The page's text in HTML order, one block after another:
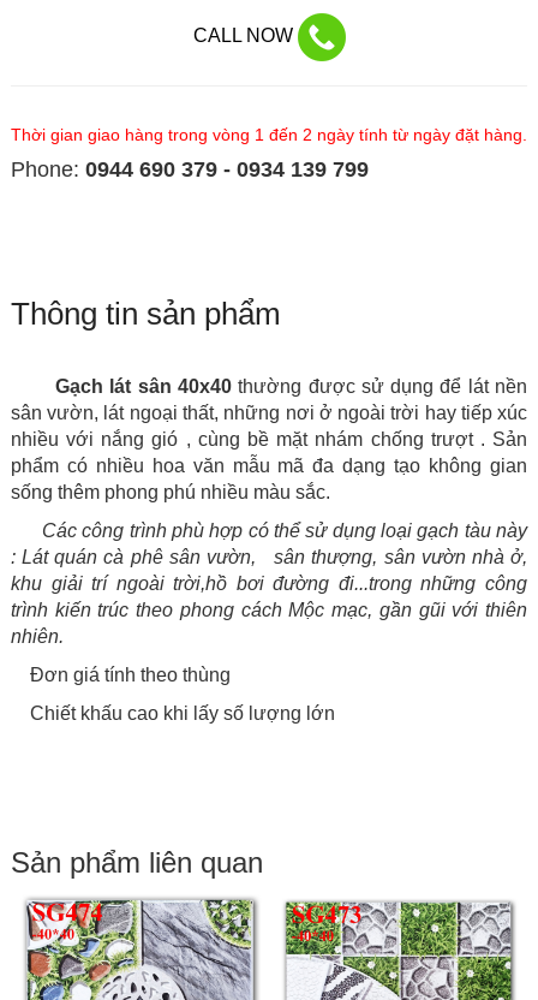
CALL NOW
Thời gian giao hàng trong vòng 1 đến 2 ngày tính từ ngày đặt hàng.
Phone: 0944 690 379 - 0934 139 799
Thông tin sản phẩm
Gạch lát sân 40x40thường được sử dụng để lát nền
sân vườn, lát ngoại thất, những nơi ở ngoài trời hay tiếp xúc
nhiều với nắng gió , cùng bề mặt nhám chống trượt . Sản
phẩm có nhiều hoa văn mẫu mã đa dạng tạo không gian
sống thêm phong phú nhiều màu sắc.
Các công trình phù hợp có thể sử dụng loại gạch tàu này
: Lát quán cà phê sân vườn, sân thượng, sân vườn nhà ở,
khu giải trí ngoài trời,hồ bơi đường đi...trong những công
trình kiến trúc theo phong cách Mộc mạc, gần gũi với thiên
nhiên.
Đơn giá tính theo thùng
Chiết khấu cao khi lấy số lượng lớn
Sản phẩm liên quan